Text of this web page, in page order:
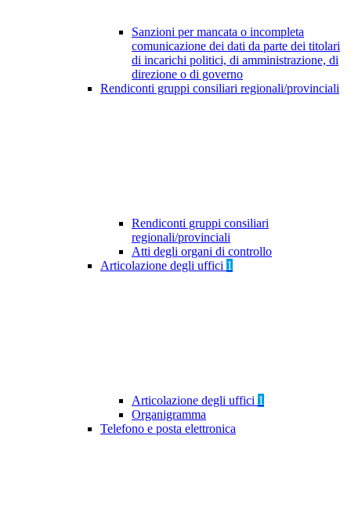
Sanzioni per mancata o incompleta
comunicazione dei dati da parte dei titolari
di incarichi politici, di amministrazione, di
direzione o di governo
Rendiconti gruppi consiliari regionali/provinciali
Rendiconti gruppi consiliari
regionali/provinciali
Atti degli organi di controllo
Articolazione degli uffici 1
Articolazione degli uffici 1
Organigramma
Telefono e posta elettronica